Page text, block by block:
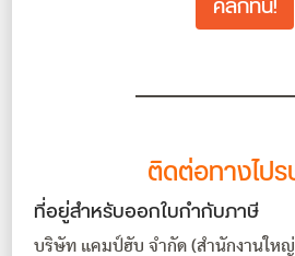
ติดต่อทางไป
ที่อยู่สำหรับออกใบกำกับภาษี
บริษัท แคมป์ฮับ จำกัด (สำนักงานให